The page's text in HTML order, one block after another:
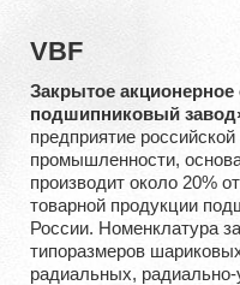
VBF
Закрытое
подшипниковый
предприятие
промышленности,
производит около 20%
товарной продукции
России. Номенклатура
типоразмеров
радиальных,